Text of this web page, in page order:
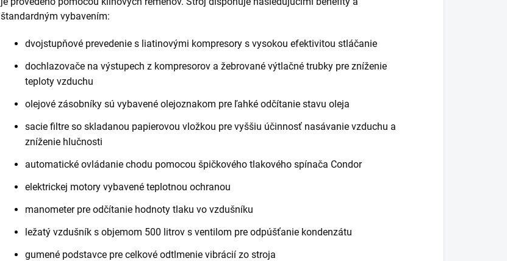
štandardným vybavením:
dvojstupňové prevedenie s liatinovými kompresory s vysokou efektivitou stláčanie
dochlazovače na výstupech z kompresorov a žebrované výtlačné trubky pre zníženie
teploty vzduchu
olejové zásobníky sú vybavené olejoznakom pre ľahké odčítanie stavu oleja
sacie filtre so skladanou papierovou vložkou pre vyššiu účinnosť nasávanie vzduchu a
zníženie hlučnosti
automatické ovládanie chodu pomocou špičkového tlakového spínača Condor
elektrickej motory vybavené teplotnou ochranou
manometer pre odčítanie hodnoty tlaku vo vzdušníku
ležatý vzdušník s objemom 500 litrov s ventilom pre odpúšťanie kondenzátu
gumené podstavce pre celkové odtlmenie vibrácií zo stroja